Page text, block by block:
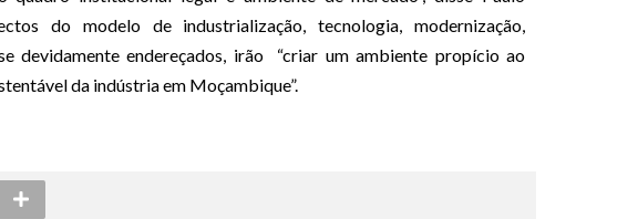
do modelo de industrialização, tecnologia, modernização,
devidamente endereçados, irão “criar um ambiente propício ao
da indústria em Moçambique”.